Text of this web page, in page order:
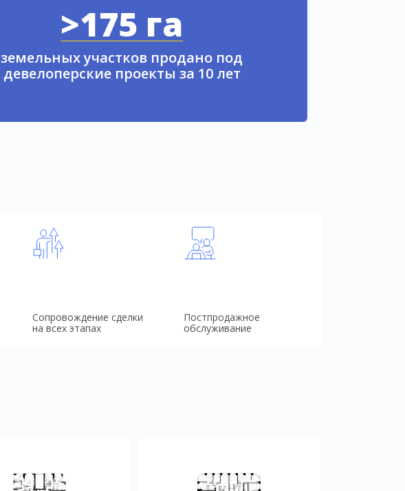
>175 га
земельных участков продано под
девелоперские проекты за 10 лет
Сопровождение сделки
на всех этапах
Постпродажное
обслуживание